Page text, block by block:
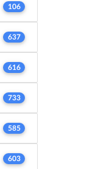
106
637
616
733
585
603